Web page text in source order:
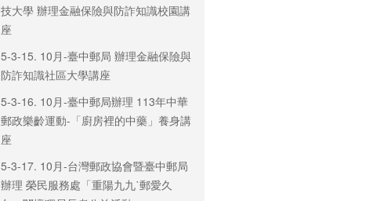
技大學 辦理金融保險與防詐知識校園講
座
5-3-15. 10月-臺中郵局 辦理金融保險與
防詐知識社區大學講座
5-3-16. 10月-臺中郵局辦理 113年中華
郵政樂齡運動-「廚房裡的中藥」養身講
座
5-3-17. 10月-台灣郵政協會暨臺中郵局
辦理 榮民服務處「重陽九九˙郵愛久